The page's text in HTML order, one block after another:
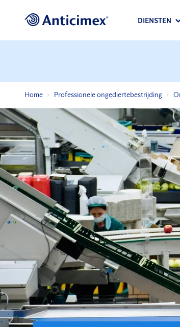
DIENSTEN
Home Professionele ongediertebestrijding